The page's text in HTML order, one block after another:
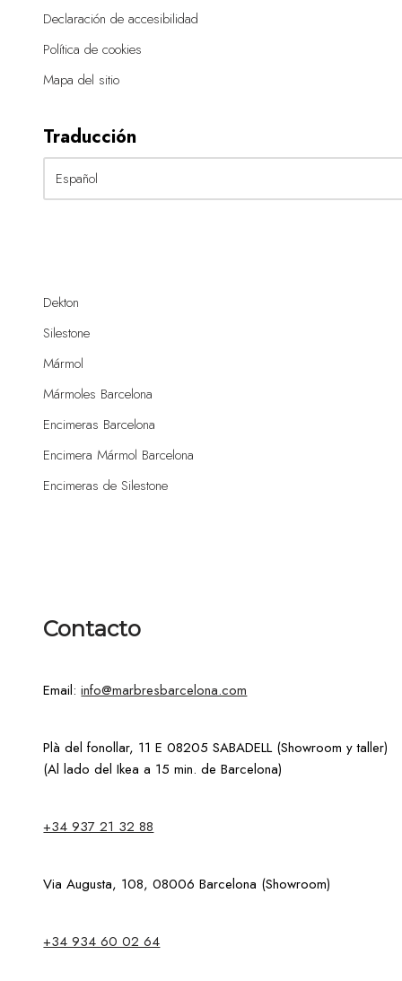
Declaración de accesibilidad
Política de cookies
Mapa del sitio
Traducción
Dekton
Silestone
Mármol
Mármoles Barcelona
Encimeras Barcelona
Encimera Mármol Barcelona
Encimeras de Silestone
Contacto
Email:info@marbresbarcelona.com
Plà del fonollar, 11 E 08205 SABADELL (Showroom y taller)
(Al lado del Ikea a 15 min. de Barcelona)
+34 937 21 32 88
Via Augusta, 108, 08006 Barcelona (Showroom)
+34 934 60 02 64